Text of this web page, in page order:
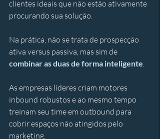
clientes ideais que não estão ativamente
procurando sua solução.
Na prática, não se trata de prospecção
ativa versus passiva, mas sim de
combinar as duas de forma inteligente.
As empresas líderes criam motores
inbound robustos e ao mesmo tempo
treinam seu time em outbound para
cobrir espaços não atingidos pelo
marketing.